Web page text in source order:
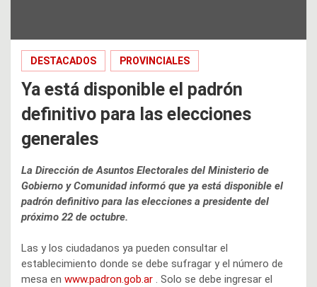
DESTACADOS PROVINCIALES
Ya está disponible el padrón
definitivo para las elecciones
generales
La Dirección de Asuntos Electorales del Ministerio de
Gobierno y Comunidad informó que ya está disponible el
padrón definitivo para las elecciones a presidente del
próximo 22 de octubre.
Las y los ciudadanos ya pueden consultar el
establecimiento donde se debe sufragar y el número de
mesa en www.padron.gob.ar . Solo se debe ingresar el